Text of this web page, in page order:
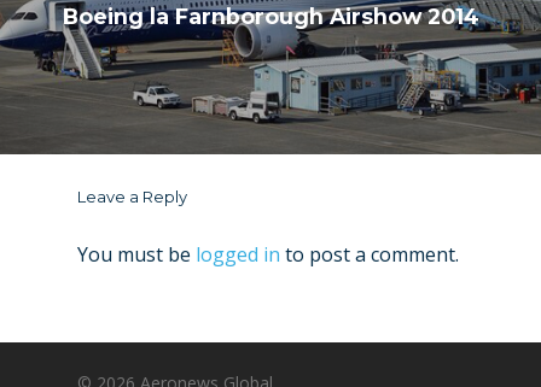
Boeing la Farnborough Airshow 2014
Leave a Reply
You must be logged in to post a comment.